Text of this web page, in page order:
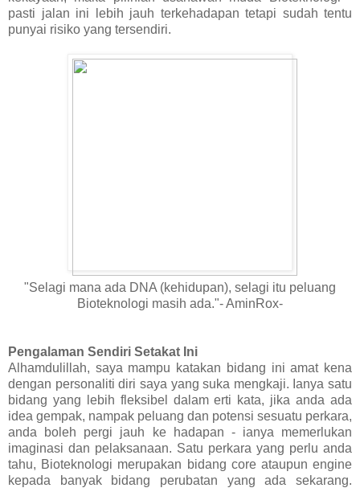
pasti jalan ini lebih jauh terkehadapan tetapi sudah tentu
punyai risiko yang tersendiri.
"Selagi mana ada DNA (kehidupan), selagi itu peluang
Bioteknologi masih ada."- AminRox-
Pengalaman Sendiri Setakat Ini
Alhamdulillah, saya mampu katakan bidang ini amat kena
dengan personaliti diri saya yang suka mengkaji. Ianya satu
bidang yang lebih fleksibel dalam erti kata, jika anda ada
idea gempak, nampak peluang dan potensi sesuatu perkara,
anda boleh pergi jauh ke hadapan - ianya memerlukan
imaginasi dan pelaksanaan. Satu perkara yang perlu anda
tahu, Bioteknologi merupakan bidang core ataupun engine
kepada banyak bidang perubatan yang ada sekarang.